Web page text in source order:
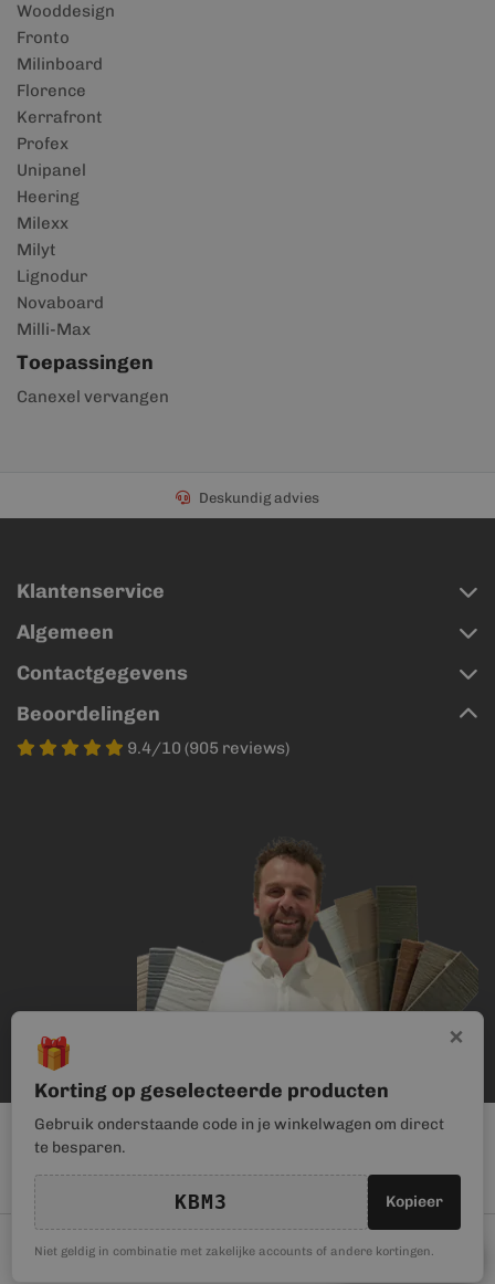
Wooddesign
Fronto
Milinboard
Florence
Kerrafront
Profex
Unipanel
Heering
Milexx
Milyt
Lignodur
Novaboard
Milli-Max
Toepassingen
Canexel vervangen
Deskundig advies
Klantenservice
Algemeen
Contactgegevens
Beoordelingen
9.4/10 (905 reviews)
×
🎁
Korting op geselecteerde producten
Gebruik onderstaande code in je winkelwagen om direct
te besparen.
KBM3 Kopieer
Niet geldig in combinatie met zakelijke accounts of andere kortingen.
🎁Kortingscode
© Kunststof Bouwmateriaal | Magento webwinkel realisatie door